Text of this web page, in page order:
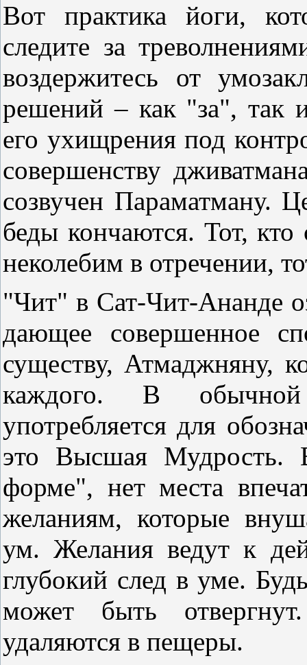
Вот практика йоги,
следите за
воздержитесь от
решений – как "за", так
его ухищрения под
совершенству
созвучен Параматману.
беды кончаются. Тот, кто
неколебим в отречении,
"Чит" в Сат-Чит-Ананде
дающее совершенное
существу, Атмаджняну,
каждого. В
употребляется для
это Высшая Мудрость.
форме", нет места
желаниям, которые
ум. Желания ведут к
глубокий след в уме.
может быть
удаляются в пещеры.